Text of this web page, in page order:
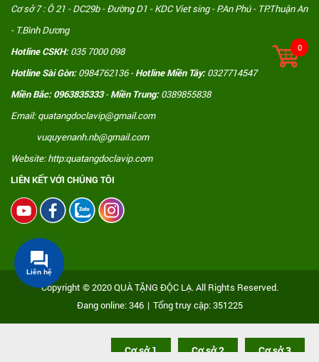
Cơ sở 7 : Ô 21 - DC29b - Đường D1 - KDC Viet sing - P.An Phú - TP.Thuận An
- T.Bình Dương
Hotline CSKH:035 7000 098
Hotline Sài Gòn:0984762136 -Hotline Miền Tây:0327714547
Miền Bắc: 0963835333-Miền Trung:0389855838
Email: quatangdoclavip@gmail.com
vuquyenanh.nb@gmail.com
Website: http:quatangdoclavip.com
LIÊN KẾT VỚI CHÚNG TÔI
Copyright © 2020 QUÀ TẶNG ĐỘC LẠ. All Rights Reserved.
Đang online: 346 | Tổng truy cập: 351225
Cơ sở 1 Cơ sở 2 Cơ sở 3
Liên hệ
0